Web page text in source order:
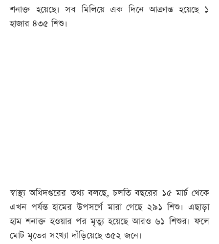
শনাক্ত হয়েছে। সব মিলিয়ে এক দিনে আক্রান্ত হয়েছে ১
হাজার ৪৩৫ শিশু।
স্বাস্থ্য অধিদপ্তরের তথ্য বলছে, চলতি বছরের ১৫ মার্চ থেকে
এখন পর্যন্ত হামের উপসর্গে মারা গেছে ২৯১ শিশু। এছাড়া
হাম শনাক্ত হওয়ার পর মৃত্যু হয়েছে আরও ৬১ শিশুর। ফলে
মোট মৃতের সংখ্যা দাঁড়িয়েছে ৩৫২ জনে।